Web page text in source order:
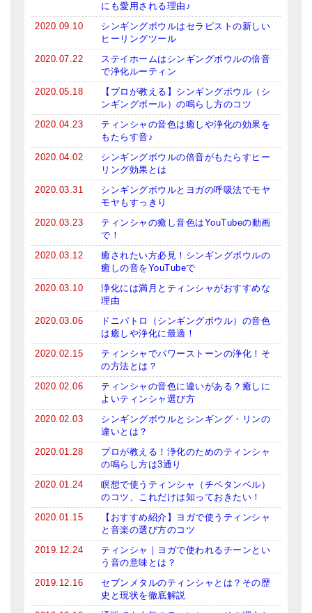
にも愛用される理由♪
2020.09.10
シンギングボウルはセラピストの新しい
ヒーリングツール
2020.07.22
ステイホームはシンギングボウルの倍音
で浄化ルーティン
2020.05.18
【プロが教える】シンギングボウル（シ
ンギングボール）の鳴らし方のコツ
2020.04.23
ティンシャの音色は癒しや浄化の効果を
もたらす音♪
2020.04.02
シンギングボウルの倍音がもたらすヒー
リング効果とは
2020.03.31
シンギングボウルとヨガの呼吸法でモヤ
モヤもすっきり
2020.03.23
ティンシャの癒し音色はYouTubeの動画
で！
2020.03.12
癒されたい方必見！シンギングボウルの
癒しの音をYouTubeで
2020.03.10
浄化には満月とティンシャがおすすめな
理由
2020.03.06
ドニパトロ（シンギングボウル）の音色
は癒しや浄化に最適！
2020.02.15
ティンシャでパワーストーンの浄化！そ
の方法とは？
2020.02.06
ティンシャの音色に違いがある？癒しに
よいティンシャ選び方
2020.02.03
シンギングボウルとシンギング・リンの
違いとは？
2020.01.28
プロが教える！浄化のためのティンシャ
の鳴らし方は3通り
2020.01.24
瞑想で使うティンシャ（チベタンベル）
のコツ、これだけは知っておきたい！
2020.01.15
【おすすめ紹介】ヨガで使うティンシャ
と音楽の選び方のコツ
2019.12.24
ティンシャ｜ヨガで使われるチーンとい
う音の意味とは？
2019.12.16
セブンメタルのティンシャとは？その歴
史と現状を徹底解説